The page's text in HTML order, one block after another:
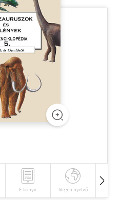
E-könyv Idegen nyelvű